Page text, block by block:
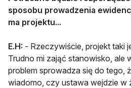
sposobu prowadzenia
ma projektu...
E.H: - Rzeczywiście, projekt taki
Trudno mi zająć stanowisko, ale
problem sprowadza się do tego,
wiadomo, czy ustawa wejdzie w